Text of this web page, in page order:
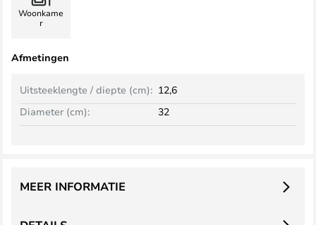
Woonkame
r
Afmetingen
Uitsteeklengte / diepte (cm): 12,6
Diameter (cm):
32
MEER INFORMATIE